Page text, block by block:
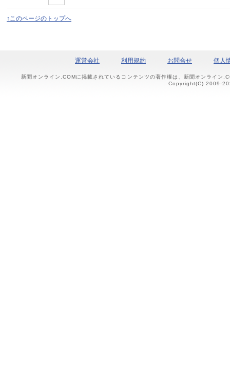
↑このページのトップへ
運営会社 利用規約 お問合せ 個人
新聞オンライン.COMに掲載されているコンテンツの著作権は、新聞オンライン
Copyright(C) 2009-